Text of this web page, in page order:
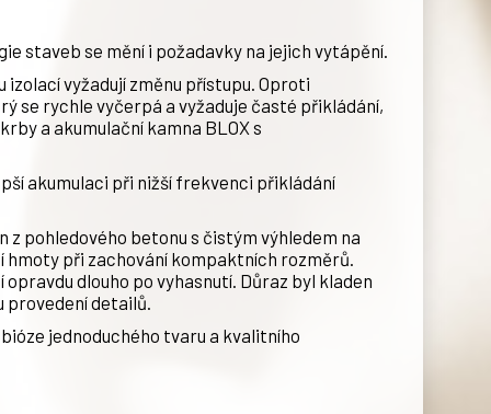
staveb se mění i požadavky na jejich vytápění.
vyžadují změnu přístupu. Oproti
se rychle vyčerpá a vyžaduje časté přikládání,
a akumulační kamna BLOX s
akumulaci při nižší frekvenci přikládání
z pohledového betonu s čistým výhledem na
hmoty při zachování kompaktních rozměrů.
dlouho po vyhasnutí. Důraz byl kladen
detailů.
jednoduchého tvaru a kvalitního